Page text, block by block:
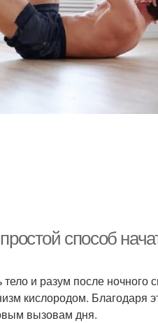
способ
и разум после ночного
кислородом. Благодаря
вызовам дня.